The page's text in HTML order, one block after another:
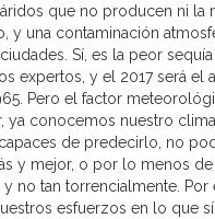
que no producen ni la
y una contaminación
Sí, es la peor
expertos, y el 2017 será el
Pero el factor
ya conocemos nuestro
de predecirlo, no
y mejor, o por lo menos
y no tan torrencialmente.
esfuerzos en lo que